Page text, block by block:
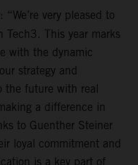
: “We’re very pleased to
Tech3. This year marks
with the dynamic
strategy and
the future with real
a difference in
to Guenther Steiner
loyal commitment and
is a key part of